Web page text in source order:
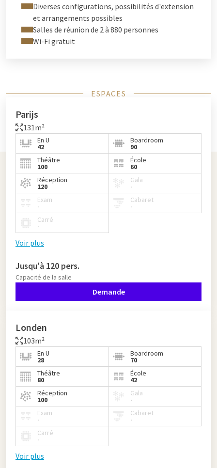
Diverses configurations, possibilités d'extension
et arrangements possibles
Salles de réunion de 2 à 880 personnes
Wi-Fi gratuit
ESPACES
Parijs
131m²
En U
42
Boardroom
90
Théâtre
100
École
60
Réception
120
Gala
-
Exam
-
Cabaret
-
Carré
-
Voir plus
Jusqu'à 120 pers.
Capacité de la salle
Demande
Londen
103m²
En U
28
Boardroom
70
Théâtre
80
École
42
Réception
100
Gala
-
Exam
-
Cabaret
-
Carré
-
Voir plus